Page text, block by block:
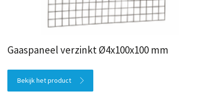
Gaaspaneel verzinkt Ø4x100x100 mm
Bekijk het product